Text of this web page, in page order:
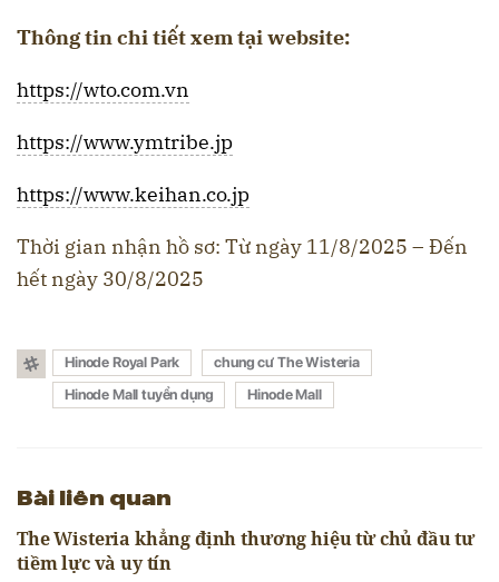
Thông tin chi tiết xem tại website:
https://wto.com.vn
https://www.ymtribe.jp
https://www.keihan.co.jp
Thời gian nhận hồ sơ: Từ ngày 11/8/2025 – Đến
hết ngày 30/8/2025
Hinode Royal Park
chung cư The Wisteria
Hinode Mall tuyển dụng
Hinode Mall
Bài liên quan
The Wisteria khẳng định thương hiệu từ chủ đầu tư
tiềm lực và uy tín